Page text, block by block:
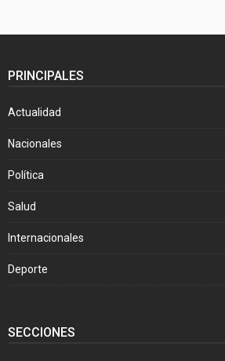
PRINCIPALES
Actualidad
Nacionales
Política
Salud
Internacionales
Deporte
SECCIONES